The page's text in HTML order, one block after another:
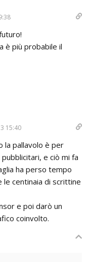
è più probabile il
15:40
la pallavolo è per
e ciò mi fa
ha perso tempo
centinaia di scrittine
e poi darò un
coinvolto.